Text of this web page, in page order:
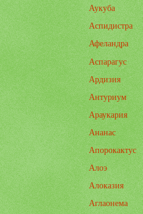
Аукуба
Аспидистра
Афеландра
Аспарагус
Ардизия
Антуриум
Араукария
Ананас
Апорокактус
Алоэ
Алоказия
Аглаонема